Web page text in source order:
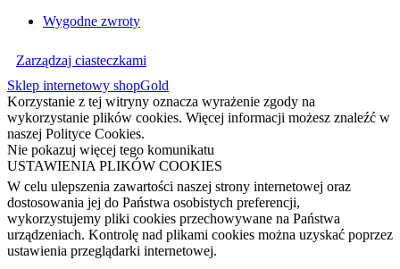
Wygodne zwroty
Zarządzaj ciasteczkami
Sklep internetowy shopGold
Korzystanie z tej witryny oznacza wyrażenie zgody na
wykorzystanie plików cookies. Więcej informacji możesz znaleźć w
naszej Polityce Cookies.
Nie pokazuj więcej tego komunikatu
USTAWIENIA PLIKÓW COOKIES
W celu ulepszenia zawartości naszej strony internetowej oraz
dostosowania jej do Państwa osobistych preferencji,
wykorzystujemy pliki cookies przechowywane na Państwa
urządzeniach. Kontrolę nad plikami cookies można uzyskać poprzez
ustawienia przeglądarki internetowej.